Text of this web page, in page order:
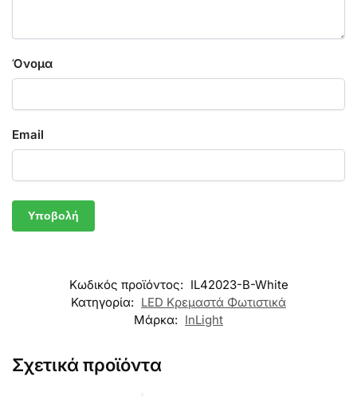
Όνομα
Email
Κωδικός προϊόντος: IL42023-B-White
Κατηγορία: LED Κρεμαστά Φωτιστικά
Μάρκα: InLight
Σχετικά προϊόντα